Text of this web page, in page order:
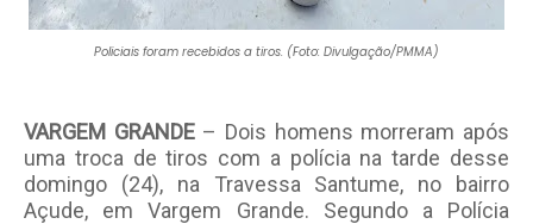
Policiais foram recebidos a tiros. (Foto: Divulgação/PMMA)
VARGEM GRANDE– Dois homens morreram após
uma troca de tiros com a polícia na tarde desse
domingo (24), na Travessa Santume, no bairro
Açude, em Vargem Grande. Segundo a Polícia